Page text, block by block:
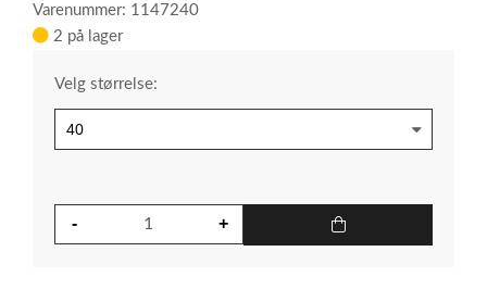
Varenummer: 1147240
2 på lager
Velg størrelse: